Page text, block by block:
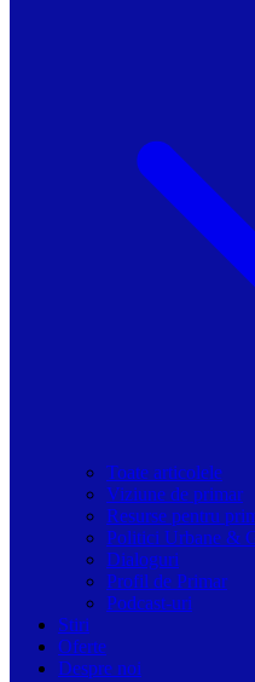
Toate articolele
Viziune de primar
Resurse pentru
Politici Urbane &
Dialoguri
Profil de Primar
Podcast-uri
Stiri
Oferte
Despre noi